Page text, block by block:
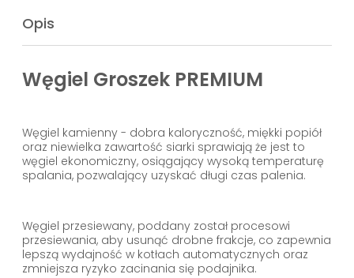
Opis
Węgiel Groszek PREMIUM
Węgiel kamienny - dobra kaloryczność, miękki popiół
oraz niewielka zawartość siarki sprawiają że jest to
węgiel ekonomiczny, osiągający wysoką temperaturę
spalania, pozwalający uzyskać długi czas palenia.
Węgiel przesiewany, poddany został procesowi
przesiewania, aby usunąć drobne frakcje, co zapewnia
lepszą wydajność w kotłach automatycznych oraz
zmniejsza ryzyko zacinania się podajnika.